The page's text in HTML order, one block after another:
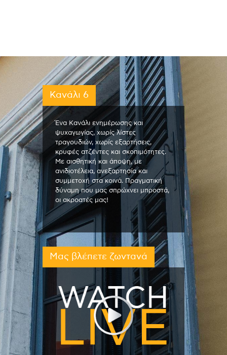
Κανάλι 6
Ένα Κανάλι ενημέρωσης και
ψυχαγωγίας, χωρίς λίστες
τραγουδιών, χωρίς εξαρτήσεις,
κρυφές ατζέντες και σκοπιμότητες.
Με αισθητική και άποψη, με
ανιδιοτέλεια, ανεξαρτησία και
συμμετοχή στα κοινά. Πραγματική
δύναμη που μας σπρώχνει μπροστά,
οι ακροατές μας!
Μας βλέπετε ζωντανά